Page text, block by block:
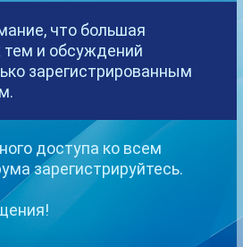
которая, в свою очередь, оказывается
2016
что большая
и обсуждений
зарегистрированным
доступа ко всем
зарегистрируйтесь.